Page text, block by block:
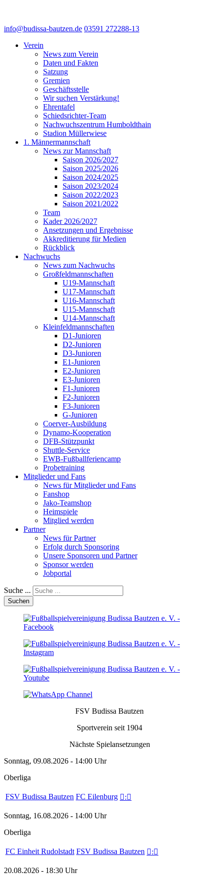
info@budissa-bautzen.de 03591 272288-13
Verein
News zum Verein
Daten und Fakten
Satzung
Gremien
Geschäftsstelle
Wir suchen Verstärkung!
Ehrentafel
Schiedsrichter-Team
Nachwuchszentrum Humboldthain
Stadion Müllerwiese
1. Männermannschaft
News zur Mannschaft
Saison 2026/2027
Saison 2025/2026
Saison 2024/2025
Saison 2023/2024
Saison 2022/2023
Saison 2021/2022
Team
Kader 2026/2027
Ansetzungen und Ergebnisse
Akkreditierung für Medien
Rückblick
Nachwuchs
News zum Nachwuchs
Großfeldmannschaften
U19-Mannschaft
U17-Mannschaft
U16-Mannschaft
U15-Mannschaft
U14-Mannschaft
Kleinfeldmannschaften
D1-Junioren
D2-Junioren
D3-Junioren
E1-Junioren
E2-Junioren
E3-Junioren
F1-Junioren
F2-Junioren
F3-Junioren
G-Junioren
Coerver-Ausbildung
Dynamo-Kooperation
DFB-Stützpunkt
Shuttle-Service
EWB-Fußballferiencamp
Probetraining
Mitglieder und Fans
News für Mitglieder und Fans
Fanshop
Jako-Teamshop
Heimspiele
Mitglied werden
Partner
News für Partner
Erfolg durch Sponsoring
Unsere Sponsoren und Partner
Sponsor werden
Jobportal
Suche ...
Suchen
FSV Budissa Bautzen
Sportverein seit 1904
Nächste Spielansetzungen
Sonntag, 09.08.2026 - 14:00 Uhr
Oberliga
FSV Budissa Bautzen FC Eilenburg :
Sonntag, 16.08.2026 - 14:00 Uhr
Oberliga
FC Einheit Rudolstadt FSV Budissa Bautzen :
20.08.2026 - 18:30 Uhr